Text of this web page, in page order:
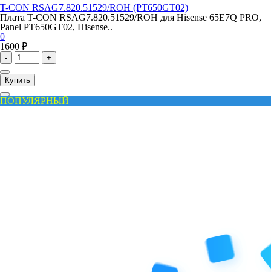
T-CON RSAG7.820.51529/ROH (PT650GT02)
Плата T-CON RSAG7.820.51529/ROH для Hisense 65E7Q PRO,
Panel PT650GT02, Hisense..
0
1600 ₽
- +
Купить
ПОПУЛЯРНЫЙ